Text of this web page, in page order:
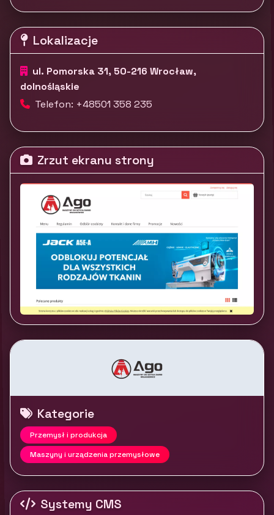
Lokalizacje
ul. Pomorska 31, 50-216 Wrocław,
dolnośląskie
Telefon: +48501 358 235
Zrzut ekranu strony
Kategorie
Przemysł i produkcja
Maszyny i urządzenia przemysłowe
Systemy CMS